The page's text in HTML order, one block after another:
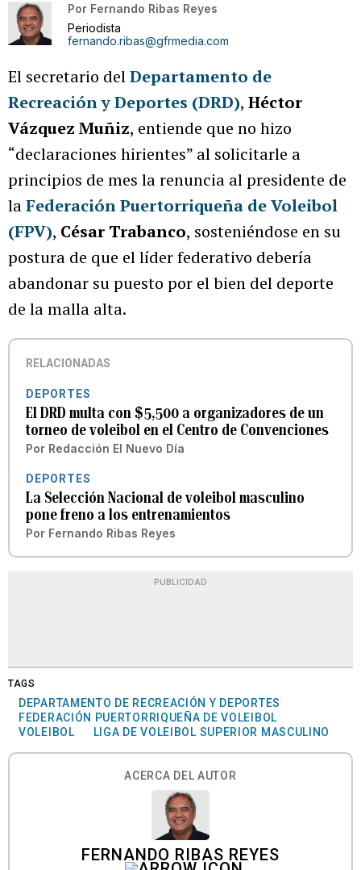
Por Fernando Ribas Reyes
Periodista
fernando.ribas@gfrmedia.com
El secretario delDepartamento de
Recreación y Deportes (DRD), Héctor
Vázquez Muñiz, entiende que no hizo
“declaraciones hirientes” al solicitarle a
principios de mes la renuncia al presidente de
laFederación Puertorriqueña de Voleibol
(FPV), César Trabanco, sosteniéndose en su
postura de que el líder federativo debería
abandonar su puesto por el bien del deporte
de la malla alta.
RELACIONADAS
DEPORTES
El DRD multa con $5,500 a organizadores de un
torneo de voleibol en el Centro de Convenciones
Por Redacción El Nuevo Día
DEPORTES
La Selección Nacional de voleibol masculino
pone freno a los entrenamientos
Por Fernando Ribas Reyes
PUBLICIDAD
TAGS
DEPARTAMENTO DE RECREACIÓN Y DEPORTES
FEDERACIÓN PUERTORRIQUEÑA DE VOLEIBOL
VOLEIBOL
LIGA DE VOLEIBOL SUPERIOR MASCULINO
ACERCA DEL AUTOR
FERNANDO RIBAS REYES